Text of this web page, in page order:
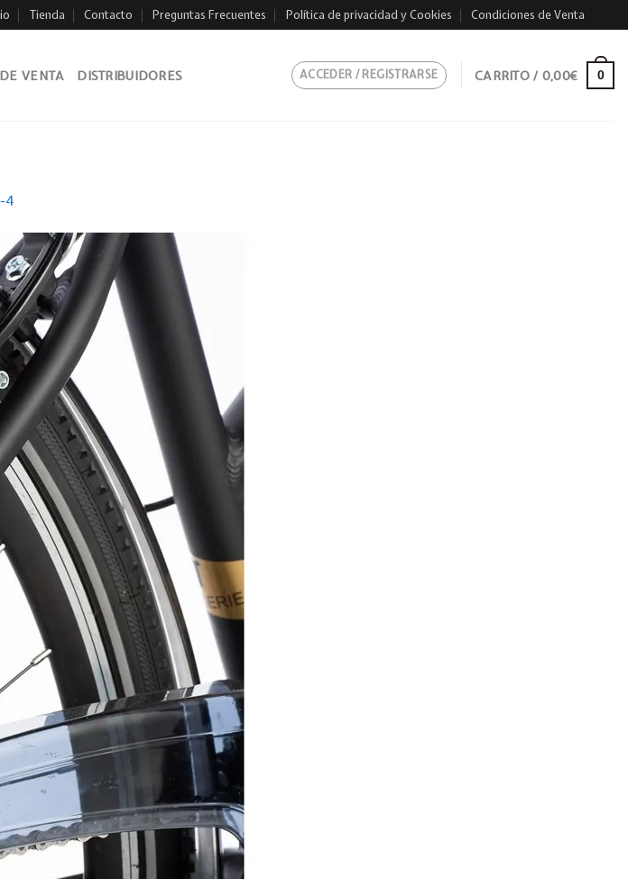
Tienda Contacto Preguntas Frecuentes Política de privacidad y Cookies Condiciones de Venta
VENTA DISTRIBUIDORES ACCEDER / REGISTRARSE CARRITO / 0,00€ 0
4